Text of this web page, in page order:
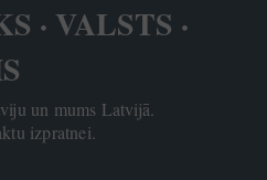
· VALSTS ·
un mums Latvijā.
izpratnei.